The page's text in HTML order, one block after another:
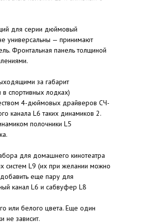
для серии дюймовый
универсальны — принимают
Фронтальная панель толщиной
за габарит
спортивных лодках)
4-дюймовых драйверов СЧ-
канала L6 таких динамиков 2.
полочники L5
для домашнего кинотеатра
систем L9 (их при желании можно
еще пару для
канал L6 и сабвуфер L8
или белого цвета. Еще один
не зависит.